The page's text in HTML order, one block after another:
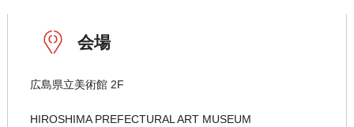
会場
広島県立美術館 2F
HIROSHIMA PREFECTURAL ART MUSEUM